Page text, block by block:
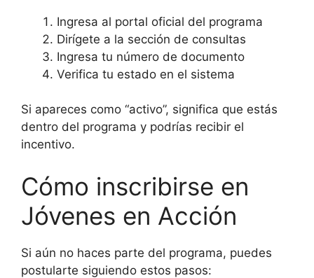
Ingresa al portal oficial del programa
Dirígete a la sección de consultas
Ingresa tu número de documento
Verifica tu estado en el sistema
Si apareces como “activo”, significa que estás
dentro del programa y podrías recibir el
incentivo.
Cómo inscribirse en
Jóvenes en Acción
Si aún no haces parte del programa, puedes
postularte siguiendo estos pasos: